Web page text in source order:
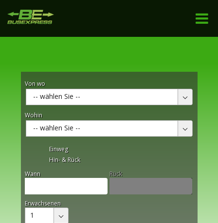
Von wo
-- wählen Sie --
Wohin
-- wählen Sie --
Einweg
Hin- & Rück
Wann
Rück
Erwachsenen
1